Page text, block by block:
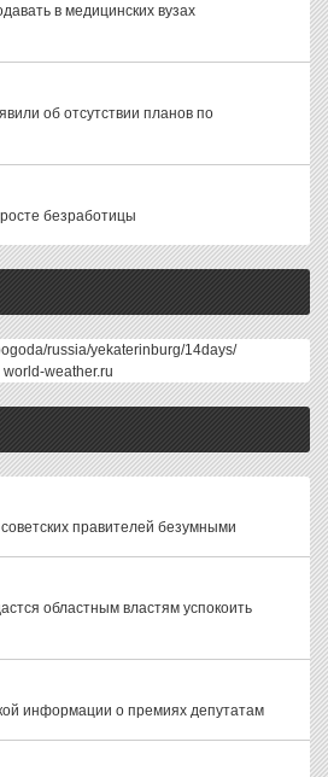
в медицинских вузах
об отсутствии планов по
безработицы
russia/yekaterinburg/14days/
world-weather.ru
правителей безумными
областным властям успокоить
информации о премиях депутатам